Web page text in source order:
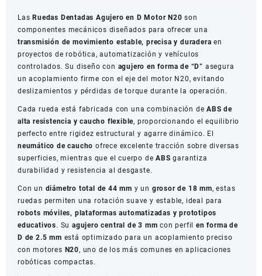
para
Motor
N20
Paquete
x2
cantidad
Las Ruedas Dentadas Agujero en D Motor N20 son
componentes mecánicos diseñados para ofrecer una
transmisión de movimiento estable, precisa y duradera en
proyectos de robótica, automatización y vehículos
controlados. Su diseño con agujero en forma de “D” asegura
un acoplamiento firme con el eje del motor N20, evitando
deslizamientos y pérdidas de torque durante la operación.
Cada rueda está fabricada con una combinación deABS de
alta resistencia y caucho flexible, proporcionando el equilibrio
perfecto entre rigidez estructural y agarre dinámico. El
neumático de caucho ofrece excelente tracción sobre diversas
superficies, mientras que el cuerpo deABS garantiza
durabilidad y resistencia al desgaste.
Con un diámetro total de 44 mm y un grosor de 18 mm, estas
ruedas permiten una rotación suave y estable, ideal para
robots móviles, plataformas automatizadas y prototipos
educativos. Su agujero central de 3 mm con perfilen forma de
D de 2.5 mm está optimizado para un acoplamiento preciso
con motores N20, uno de los más comunes en aplicaciones
robóticas compactas.